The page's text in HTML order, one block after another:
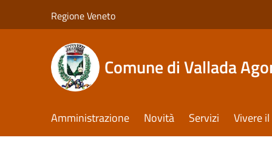
Regione Veneto
Comune di Vallada
Amministrazione Novità Servizi Vivere